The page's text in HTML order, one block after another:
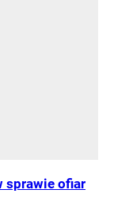
sprawie ofiar